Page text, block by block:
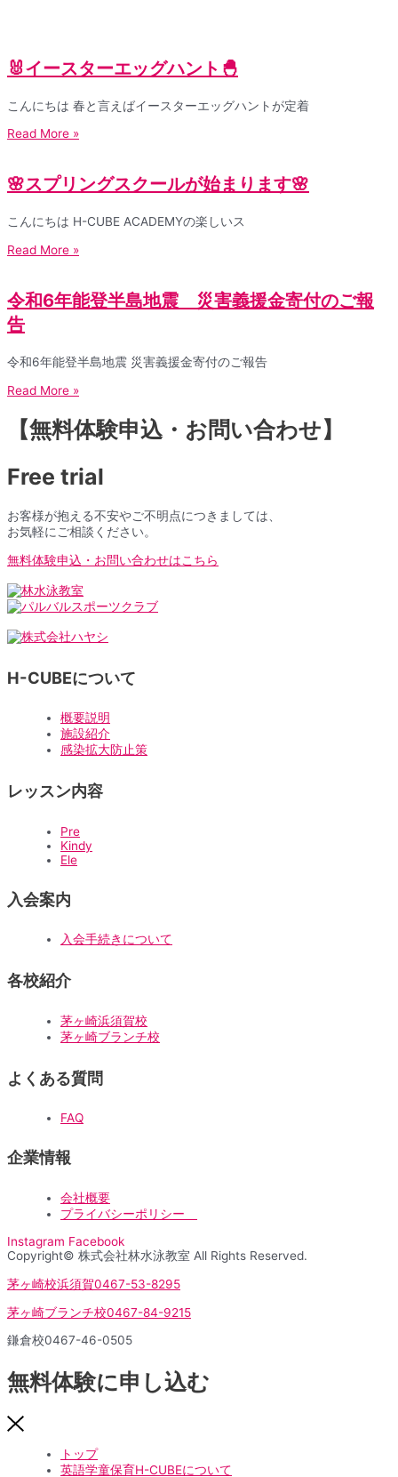
🐰イースターエッグハント🐣
こんにちは 春と言えばイースターエッグハントが定着
Read More »
🌸スプリングスクールが始まります🌸
こんにちは H-CUBE ACADEMYの楽しいス
Read More »
令和6年能登半島地震 災害義援金寄付のご報
告
令和6年能登半島地震 災害義援金寄付のご報告
Read More »
【無料体験申込・お問い合わせ】
Free trial
お客様が抱える不安やご不明点につきましては、
お気軽にご相談ください。
無料体験申込・お問い合わせはこちら
H-CUBEについて
概要説明
施設紹介
感染拡大防止策
レッスン内容
Pre
Kindy
Ele
入会案内
入会手続きについて
各校紹介
茅ヶ崎浜須賀校
茅ヶ崎ブランチ校
よくある質問
FAQ
企業情報
会社概要
プライバシーポリシー
Instagram Facebook
Copyright© 株式会社林水泳教室 All Rights Reserved.
茅ヶ崎校浜須賀0467-53-8295
茅ヶ崎ブランチ校0467-84-9215
鎌倉校0467-46-0505
無料体験に申し込む
トップ
英語学童保育H-CUBEについて